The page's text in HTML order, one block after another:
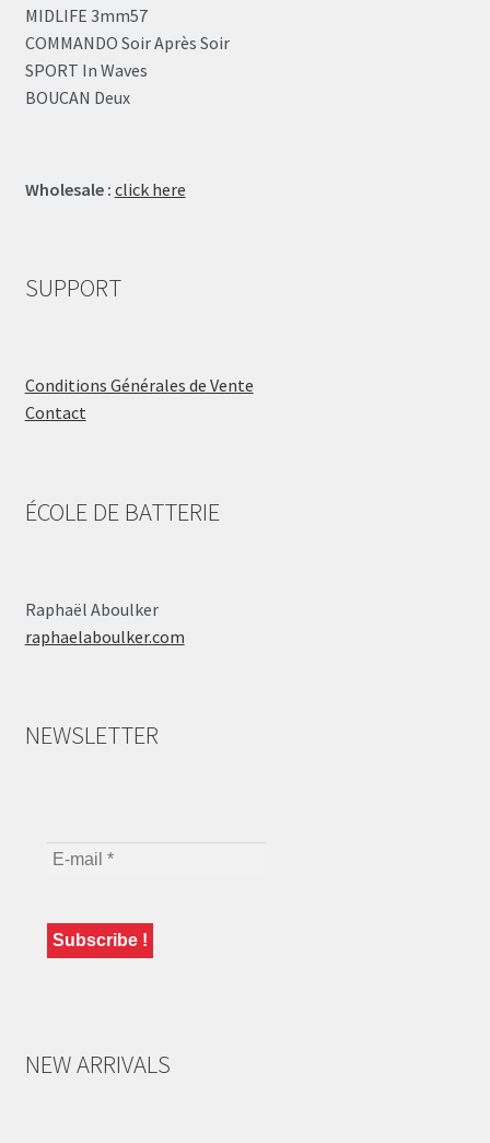
MIDLIFE 3mm57
COMMANDO Soir Après Soir
SPORT In Waves
BOUCAN Deux
Wholesale : click here
SUPPORT
Conditions Générales de Vente
Contact
ÉCOLE DE BATTERIE
Raphaël Aboulker
raphaelaboulker.com
NEWSLETTER
NEW ARRIVALS